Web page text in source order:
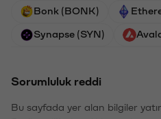
Bonk (BONK)
Synapse (SYN)
Sorumluluk reddi
Bu sayfada yer alan bilgiler